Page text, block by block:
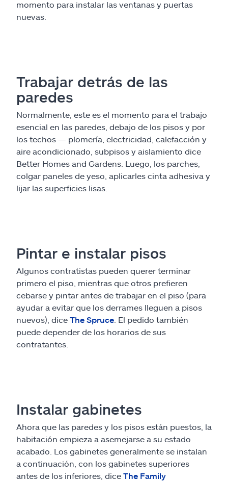
momento para instalar las ventanas y puertas
nuevas.
Trabajar detrás de las
paredes
Normalmente, este es el momento para el trabajo
esencial en las paredes, debajo de los pisos y por
los techos — plomería, electricidad, calefacción y
aire acondicionado, subpisos y aislamiento dice
Better Homes and Gardens. Luego, los parches,
colgar paneles de yeso, aplicarles cinta adhesiva y
lijar las superficies lisas.
Pintar e instalar pisos
Algunos contratistas pueden querer terminar
primero el piso, mientras que otros prefieren
cebarse y pintar antes de trabajar en el piso (para
ayudar a evitar que los derrames lleguen a pisos
nuevos), dice The Spruce . El pedido también
puede depender de los horarios de sus
contratantes.
Instalar gabinetes
Ahora que las paredes y los pisos están puestos, la
habitación empieza a asemejarse a su estado
acabado. Los gabinetes generalmente se instalan
a continuación, con los gabinetes superiores
antes de los inferiores, dice The Family